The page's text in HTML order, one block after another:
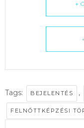
+
Tags: BEJELENTÉS ,
FELNŐTTKÉPZÉSI